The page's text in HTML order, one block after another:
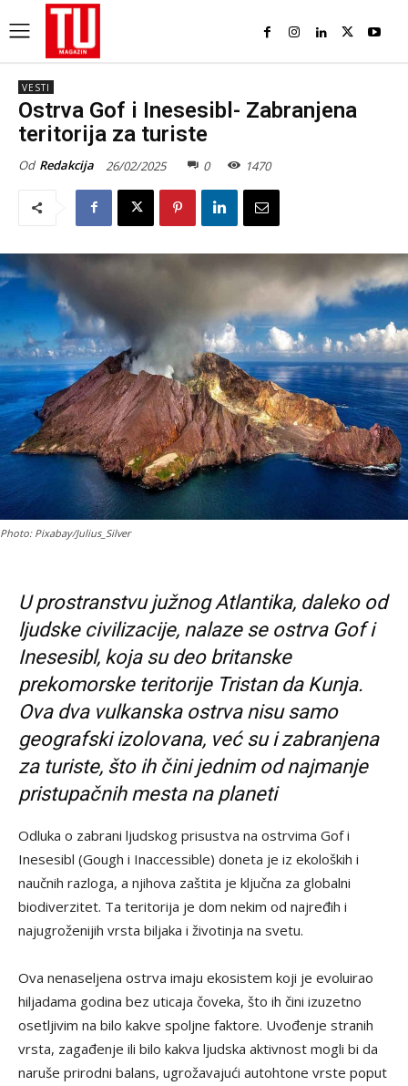
VESTI
Ostrva Gof i Inesesibl- Zabranjena
teritorija za turiste
Od Redakcija 26/02/2025 0 1470
Photo: Pixabay/Julius_Silver
U prostranstvu južnog Atlantika, daleko od
ljudske civilizacije, nalaze se ostrva Gof i
Inesesibl, koja su deo britanske
prekomorske teritorije Tristan da Kunja.
Ova dva vulkanska ostrva nisu samo
geografski izolovana, već su i zabranjena
za turiste, što ih čini jednim od najmanje
pristupačnih mesta na planeti
Odluka o zabrani ljudskog prisustva na ostrvima Gof i
Inesesibl (Gough i Inaccessible) doneta je iz ekoloških i
naučnih razloga, a njihova zaštita je ključna za globalni
biodiverzitet. Ta teritorija je dom nekim od najređih i
najugroženijih vrsta biljaka i životinja na svetu.
Ova nenaseljena ostrva imaju ekosistem koji je evoluirao
hiljadama godina bez uticaja čoveka, što ih čini izuzetno
osetljivim na bilo kakve spoljne faktore. Uvođenje stranih
vrsta, zagađenje ili bilo kakva ljudska aktivnost mogli bi da
naruše prirodni balans, ugrožavajući autohtone vrste poput